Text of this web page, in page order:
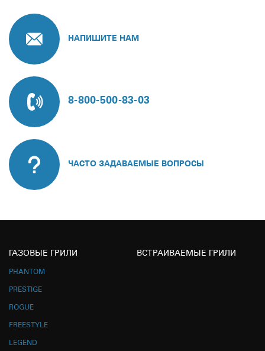
НАПИШИТЕ НАМ
8-800-500-83-03
ЧАСТО ЗАДАВАЕМЫЕ ВОПРОСЫ
ГАЗОВЫЕ ГРИЛИ
PHANTOM
PRESTIGE
ROGUE
FREESTYLE
LEGEND
ВСТРАИВАЕМЫЕ ГРИЛИ